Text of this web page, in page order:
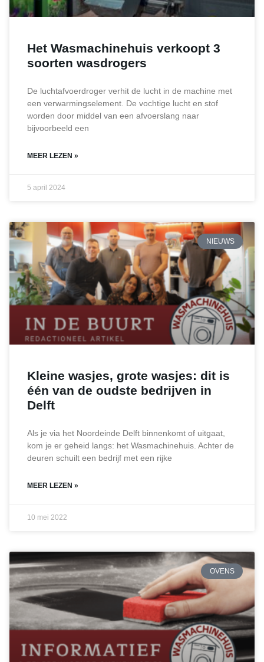
Het Wasmachinehuis verkoopt 3
soorten wasdrogers
De luchtafvoerdroger verhit de lucht in de machine met
een verwarmingselement. De vochtige lucht en stof
worden door middel van een afvoerslang naar
bijvoorbeeld een
MEER LEZEN »
5 april 2024
NIEUWS
Kleine wasjes, grote wasjes: dit is
één van de oudste bedrijven in
Delft
Als je via het Noordeinde Delft binnenkomt of uitgaat,
kom je er geheid langs: het Wasmachinehuis. Achter de
deuren schuilt een bedrijf met een rijke
MEER LEZEN »
10 mei 2022
OVENS